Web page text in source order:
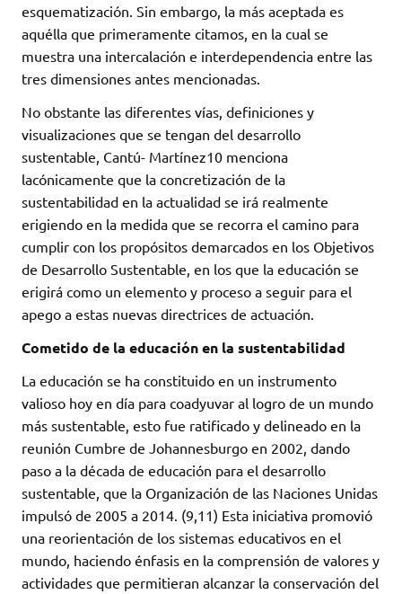
esquematización. Sin embargo, la más aceptada es
aquélla que primeramente citamos, en la cual se
muestra una intercalación e interdependencia entre las
tres dimensiones antes mencionadas.
No obstante las diferentes vías, definiciones y
visualizaciones que se tengan del desarrollo
sustentable, Cantú- Martínez10 menciona
lacónicamente que la concretización de la
sustentabilidad en la actualidad se irá realmente
erigiendo en la medida que se recorra el camino para
cumplir con los propósitos demarcados en los Objetivos
de Desarrollo Sustentable, en los que la educación se
erigirá como un elemento y proceso a seguir para el
apego a estas nuevas directrices de actuación.
Cometido de la educación en la sustentabilidad
La educación se ha constituido en un instrumento
valioso hoy en día para coadyuvar al logro de un mundo
más sustentable, esto fue ratificado y delineado en la
reunión Cumbre de Johannesburgo en 2002, dando
paso a la década de educación para el desarrollo
sustentable, que la Organización de las Naciones Unidas
impulsó de 2005 a 2014. (9,11) Esta iniciativa promovió
una reorientación de los sistemas educativos en el
mundo, haciendo énfasis en la comprensión de valores y
actividades que permitieran alcanzar la conservación del